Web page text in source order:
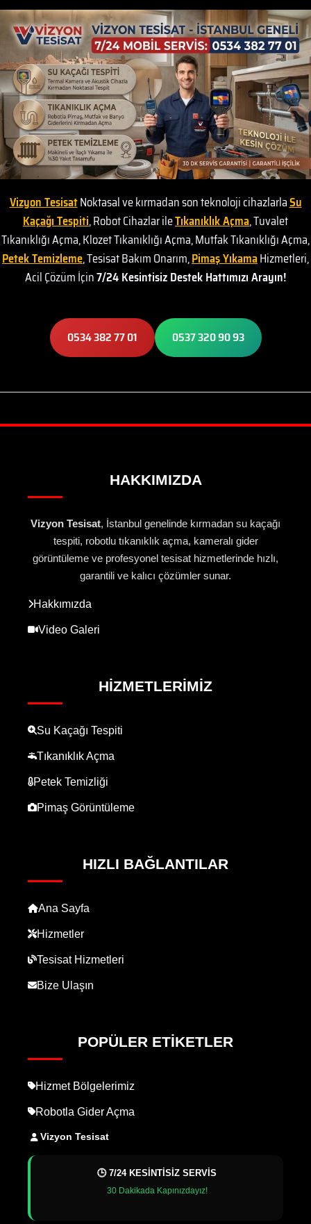
Vizyon TesisatNoktasal ve kırmadan son teknoloji cihazlarlaSu
Kaçağı Tespiti, Robot Cihazlar ileTıkanıklık Açma, Tuvalet
Tıkanıklığı Açma, Klozet Tıkanıklığı Açma, Mutfak Tıkanıklığı Açma,
Petek Temizleme, Tesisat Bakım Onarım,Pimaş YıkamaHizmetleri,
Acil Çözüm İçin7/24 Kesintisiz Destek Hattımızı Arayın!
0534 382 77 01 0537 320 90 93
HAKKIMIZDA
Vizyon Tesisat, İstanbul genelinde kırmadan su kaçağı
tespiti, robotlu tıkanıklık açma, kameralı gider
görüntüleme ve profesyonel tesisat hizmetlerinde hızlı,
garantili ve kalıcı çözümler sunar.
Hakkımızda
Video Galeri
HIZMETLERIMIZ
Su Kaçağı Tespiti
Tıkanıklık Açma
Petek Temizliği
Pimaş Görüntüleme
HIZLI BAĞLANTILAR
Ana Sayfa
Hizmetler
Tesisat Hizmetleri
Bize Ulaşın
POPÜLER ETIKETLER
Hizmet Bölgelerimiz
Robotla Gider Açma
Vizyon Tesisat
🕒 7/24 KESİNTİSİZ SERVİS
30 Dakikada Kapınızdayız!